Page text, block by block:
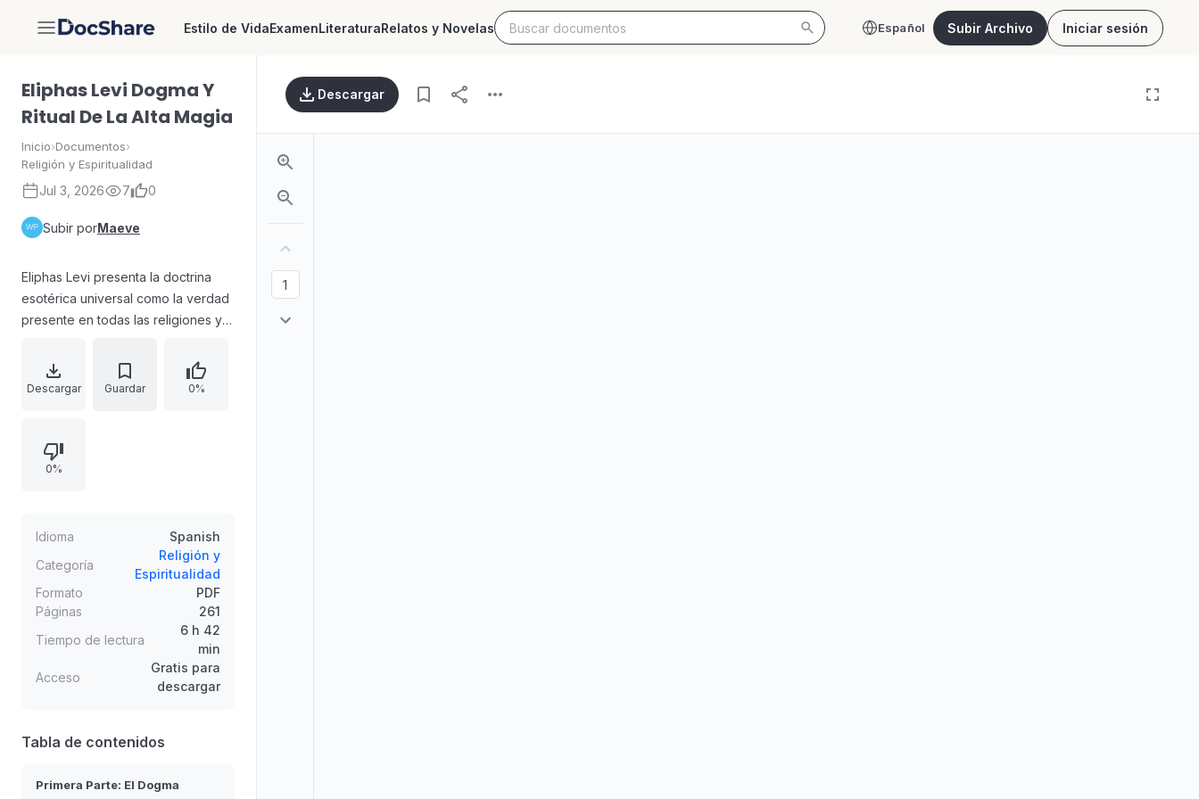
DocShare Estilo de VidaExamenLiteraturaRelatos y Novelas Español Subir Archivo Iniciar sesión
Eliphas Levi Dogma Y
Ritual De La Alta Magia
Inicio›Documentos›
Religión y Espiritualidad
Jul 3, 2026 7 0
Subir porMaeve
Eliphas Levi presenta la doctrina
esotérica universal como la verdad
presente en todas las religiones y
iniciados. Define por primera vez
los términos ocultismo y ocultista, y
con las letras hebreas. Desarrolla
interpretaciones del pentagrama
como cuerpo astral y mundo astral,
además de relacionarlos con
tradiciones herméticas, cabalísticas
e influjos previos.
Descargar Guardar 0%
0%
Idioma
Spanish
Categoría
Religión y
Espiritualidad
Formato
PDF
Páginas
261
Tiempo de lectura
6 h 42
min
Acceso
Gratis para
descargar
Tabla de contenidos
Primera Parte: El Dogma
Descargar